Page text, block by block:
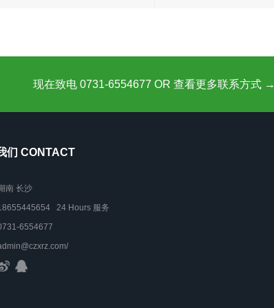
现在致电 0731-6554677 OR 查看更多联系方式 →
们 CONTACT
南 长沙
24 Hours 服务
6554677